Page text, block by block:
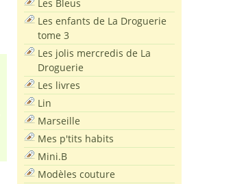
Les Bleus
Les enfants de La Droguerie
tome 3
Les jolis mercredis de La
Droguerie
Les livres
Lin
Marseille
Mes p'tits habits
Mini.B
Modèles couture